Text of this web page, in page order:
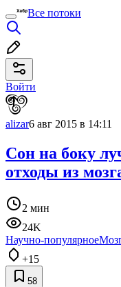
Все потоки
Войти
alizar6 авг 2015 в 14:11
Сон на боку
отходы из
2 мин
24K
Научно-популярное
+15
58